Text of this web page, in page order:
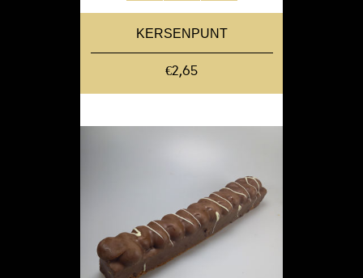
KERSENPUNT
€2,65